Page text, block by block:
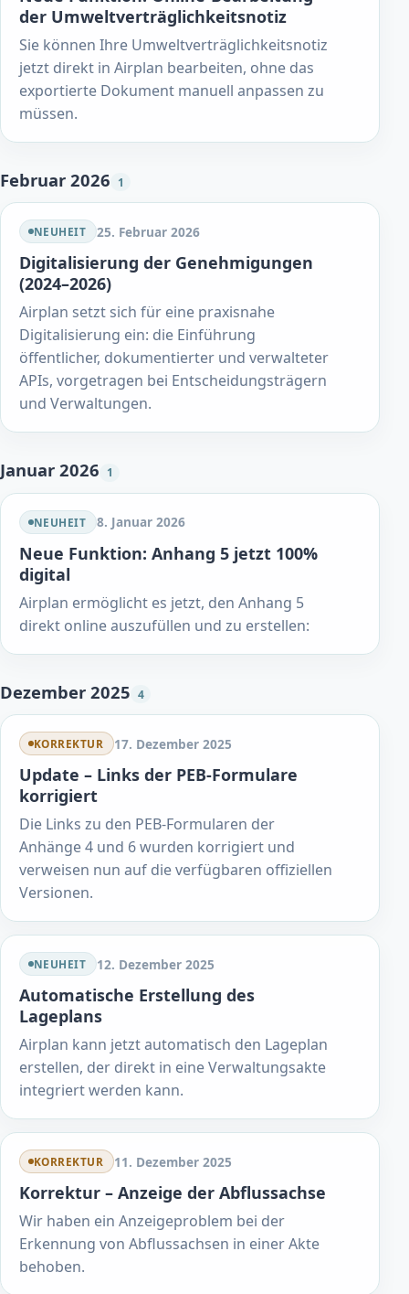
der Umweltverträglichkeitsnotiz
Sie können Ihre Umweltverträglichkeitsnotiz
jetzt direkt in Airplan bearbeiten, ohne das
exportierte Dokument manuell anpassen zu
müssen.
Februar 2026 1
NEUHEIT 25. Februar 2026
Digitalisierung der Genehmigungen
(2024–2026)
Airplan setzt sich für eine praxisnahe
Digitalisierung ein: die Einführung
öffentlicher, dokumentierter und verwalteter
APIs, vorgetragen bei Entscheidungsträgern
und Verwaltungen.
Januar 2026 1
NEUHEIT 8. Januar 2026
Neue Funktion: Anhang 5 jetzt 100%
digital
Airplan ermöglicht es jetzt, den Anhang 5
direkt online auszufüllen und zu erstellen:
Dezember 2025 4
KORREKTUR 17. Dezember 2025
Update – Links der PEB-Formulare
korrigiert
Die Links zu den PEB-Formularen der
Anhänge 4 und 6 wurden korrigiert und
verweisen nun auf die verfügbaren offiziellen
Versionen.
NEUHEIT 12. Dezember 2025
Automatische Erstellung des
Lageplans
Airplan kann jetzt automatisch den Lageplan
erstellen, der direkt in eine Verwaltungsakte
integriert werden kann.
KORREKTUR 11. Dezember 2025
Korrektur – Anzeige der Abflussachse
Wir haben ein Anzeigeproblem bei der
Erkennung von Abflussachsen in einer Akte
behoben.